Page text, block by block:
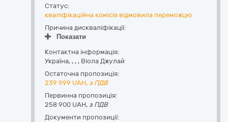
Статус:
кваліфікаційна комісія відмовила переможцю
Причина дискваліфікації:
Показати
Контактна інформація:
Україна, , , , Віола Джулай
Остаточна пропозиція:
239 999 UAH, з ПДВ
Первинна пропозиція:
258 900 UAH, з ПДВ
Документи пропозиції: